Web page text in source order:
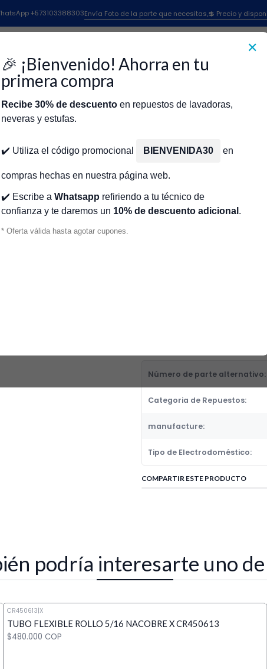
✕
🎉 ¡Bienvenido! Ahorra en tu
primera compra
Recibe 30% de descuento en repuestos de lavadoras,
neveras y estufas.
✔️ Utiliza el código promocional BIENVENIDA30 en
compras hechas en nuestra página web.
✔️ Escribe a Whatsapp refiriendo a tu técnico de
confianza y te daremos un 10% de descuento adicional .
* Oferta válida hasta agotar cupones.
+573103388303Envía Foto de la parte que necesitas,💲 Precio y
Inicio Herramientas TUBO FLEXIBLE 5/16 NACOBRE X CR450645
TUBO
CR450645
Agregar a la lista de
🔥
Mostrar stock de
TUBO FLEXIBLE 5/16 NACOBRE
Número de parte alternativo:
Categoria de Repuestos:
manufacture:
Tipo de Electrodoméstico:
COMPARTIR ESTE PRODUCTO
podría interesarte uno
CR450613|X
TUBO FLEXIBLE ROLLO 5/16 NACOBRE X CR450613
$480.000 COP